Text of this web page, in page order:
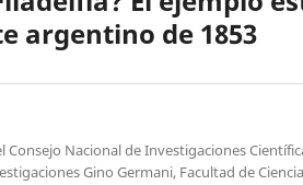
argentino de 1853
Nacional de Investigaciones
Gino Germani, Facultad de